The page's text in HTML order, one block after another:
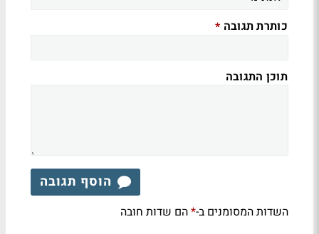
כותרת תגובה *
תוכן התגובה
הוסף תגובה
השדות המסומנים ב-*הם שדות חובה